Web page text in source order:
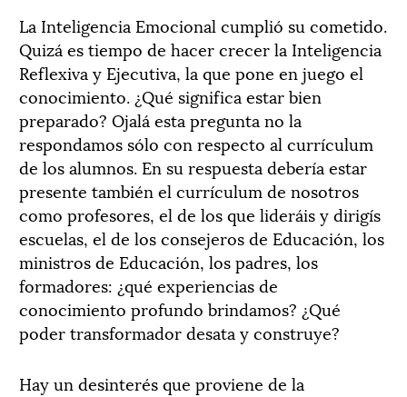
La Inteligencia Emocional cumplió su cometido.
Quizá es tiempo de hacer crecer la Inteligencia
Reflexiva y Ejecutiva, la que pone en juego el
conocimiento. ¿Qué significa estar bien
preparado? Ojalá esta pregunta no la
respondamos sólo con respecto al currículum
de los alumnos. En su respuesta debería estar
presente también el currículum de nosotros
como profesores, el de los que lideráis y dirigís
escuelas, el de los consejeros de Educación, los
ministros de Educación, los padres, los
formadores: ¿qué experiencias de
conocimiento profundo brindamos? ¿Qué
poder transformador desata y construye?
Hay un desinterés que proviene de la